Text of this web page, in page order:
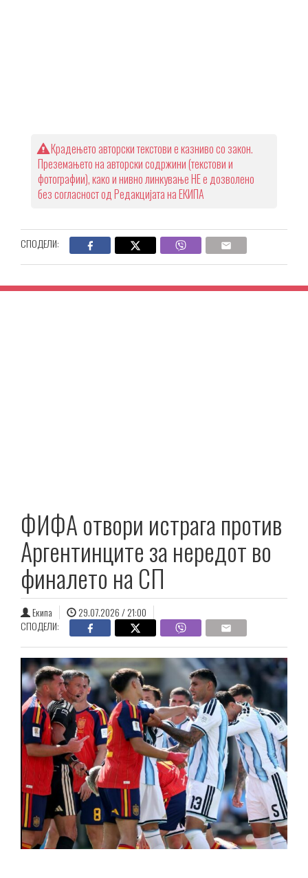
Крадењето авторски текстови е казниво со закон.
Преземањето на авторски содржини (текстови и
фотографии), како и нивно линкување НЕ е дозволено
без согласност од Редакцијата на ЕКИПА
СПОДЕЛИ:
ФИФА отвори истрага против
Аргентинците за нередот во
финалето на СП
Екипа
29.07.2026 / 21:00
СПОДЕЛИ: